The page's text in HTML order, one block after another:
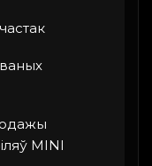
MINI